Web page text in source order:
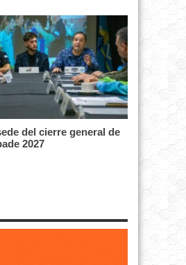
del cierre general de
2027